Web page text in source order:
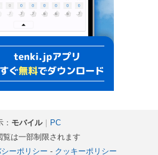
： モバイル｜
PC
は一部制限されます
ーポリシー - クッキーポリシー